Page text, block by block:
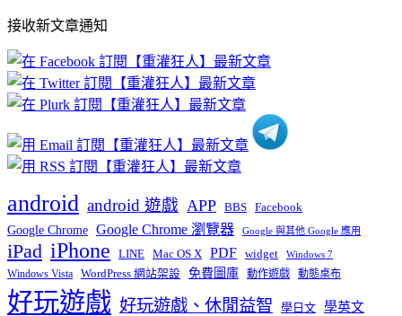
文
章
分
類
接收新文章通知
android android 遊戲 APP BBS Facebook
Google Chrome Google Chrome 瀏覽器 Google 與其他 Google 應用
iPad iPhone LINE Mac OS X PDF widget Windows 7
Windows Vista WordPress 網站架設 免費圖庫 動作遊戲 動態桌布
好玩遊戲 好玩遊戲、休閒益智 學日文 學英文